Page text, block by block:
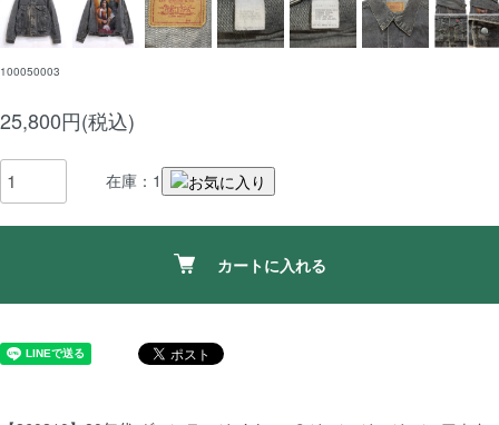
100050003
25,800円(税込)
在庫：1
カートに入れる